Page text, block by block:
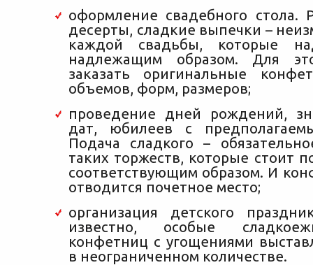
оформление свадебного стола.
десерты, сладкие выпечки –
каждой свадьбы, которые
надлежащим образом. Для
заказать оригинальные
объемов, форм, размеров;
проведение дней рождений,
дат, юбилеев с
Подача сладкого –
таких торжеств, которые стоит
соответствующим образом. И
отводится почетное место;
организация детского
известно, особые
конфетниц с угощениями
в неограниченном количестве.